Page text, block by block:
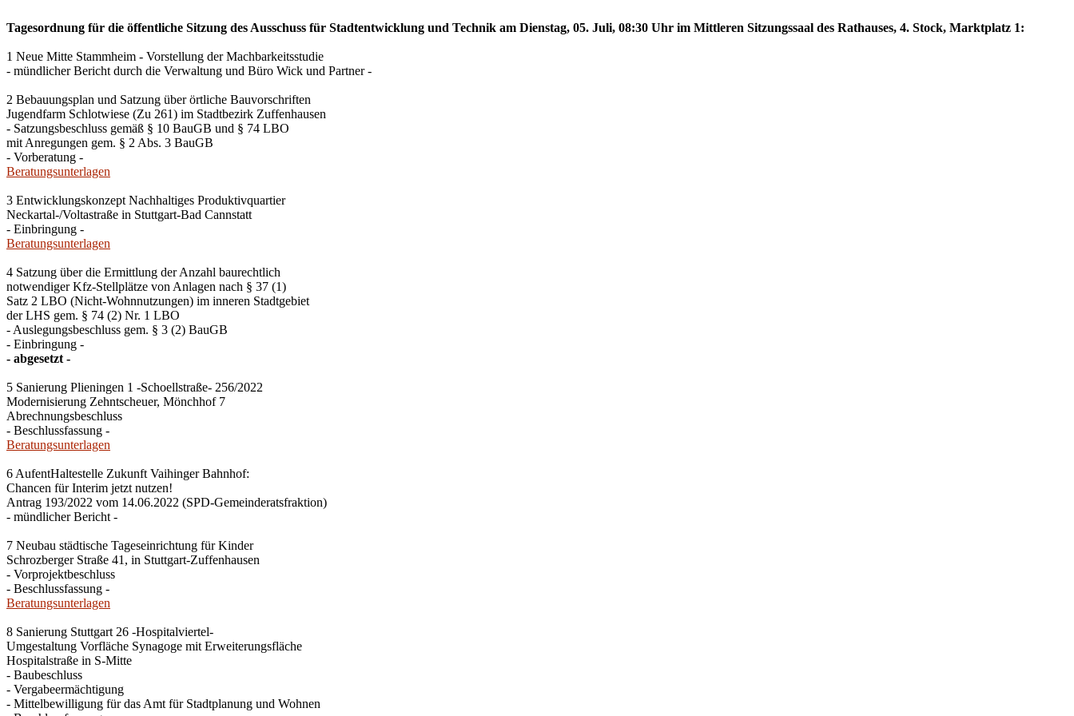
Tagesordnung für die öffentliche Sitzung des Ausschuss für Stadtentwicklung und Technik am Dienstag, 05. Juli, 08:30 Uhr im Mittleren Sitzungssaal des Rathauses, 4. Stock, Marktplatz 1:
1 Neue Mitte Stammheim - Vorstellung der Machbarkeitsstudie
- mündlicher Bericht durch die Verwaltung und Büro Wick und Partner -
2 Bebauungsplan und Satzung über örtliche Bauvorschriften
Jugendfarm Schlotwiese (Zu 261) im Stadtbezirk Zuffenhausen
- Satzungsbeschluss gemäß § 10 BauGB und § 74 LBO
mit Anregungen gem. § 2 Abs. 3 BauGB
- Vorberatung -
Beratungsunterlagen
3 Entwicklungskonzept Nachhaltiges Produktivquartier
Neckartal-/Voltastraße in Stuttgart-Bad Cannstatt
- Einbringung -
Beratungsunterlagen
4 Satzung über die Ermittlung der Anzahl baurechtlich
notwendiger Kfz-Stellplätze von Anlagen nach § 37 (1)
Satz 2 LBO (Nicht-Wohnnutzungen) im inneren Stadtgebiet
der LHS gem. § 74 (2) Nr. 1 LBO
- Auslegungsbeschluss gem. § 3 (2) BauGB
- Einbringung -
- abgesetzt -
5 Sanierung Plieningen 1 -Schoellstraße- 256/2022
Modernisierung Zehntscheuer, Mönchhof 7
Abrechnungsbeschluss
- Beschlussfassung -
Beratungsunterlagen
6 AufentHaltestelle Zukunft Vaihinger Bahnhof:
Chancen für Interim jetzt nutzen!
Antrag 193/2022 vom 14.06.2022 (SPD-Gemeinderatsfraktion)
- mündlicher Bericht -
7 Neubau städtische Tageseinrichtung für Kinder
Schrozberger Straße 41, in Stuttgart-Zuffenhausen
- Vorprojektbeschluss
- Beschlussfassung -
Beratungsunterlagen
8 Sanierung Stuttgart 26 -Hospitalviertel-
Umgestaltung Vorfläche Synagoge mit Erweiterungsfläche
Hospitalstraße in S-Mitte
- Baubeschluss
- Vergabeermächtigung
- Mittelbewilligung für das Amt für Stadtplanung und Wohnen